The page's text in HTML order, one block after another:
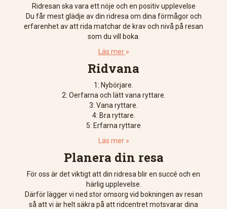
Ridresan ska vara ett nöje och en positiv upplevelse
Du får mest glädje av din ridresa om dina förmågor och
erfarenhet av att rida matchar de krav och nivå på resan
som du vill boka.
Läs mer »
Ridvana
1: Nybörjare.
2: Oerfarna och lätt vana ryttare.
3: Vana ryttare.
4: Bra ryttare.
5: Erfarna ryttare
Läs mer »
Planera din resa
För oss är det viktigt att din ridresa blir en succé och en
härlig upplevelse.
Därför lägger vi ned stor omsorg vid bokningen av resan
så att vi är helt säkra på att ridcentret motsvarar dina